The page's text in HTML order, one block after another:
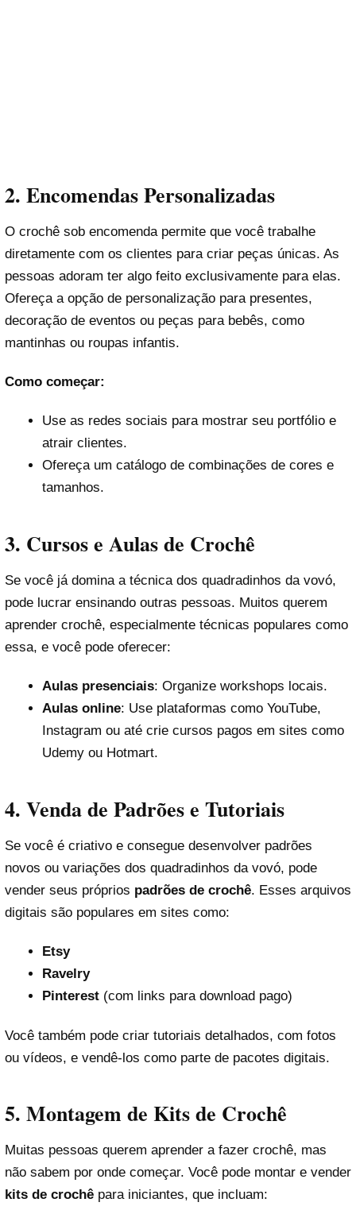
2. Encomendas Personalizadas
O crochê sob encomenda permite que você trabalhe
diretamente com os clientes para criar peças únicas. As
pessoas adoram ter algo feito exclusivamente para elas.
Ofereça a opção de personalização para presentes,
decoração de eventos ou peças para bebês, como
mantinhas ou roupas infantis.
Como começar:
Use as redes sociais para mostrar seu portfólio e
atrair clientes.
Ofereça um catálogo de combinações de cores e
tamanhos.
3. Cursos e Aulas de Crochê
Se você já domina a técnica dos quadradinhos da vovó,
pode lucrar ensinando outras pessoas. Muitos querem
aprender crochê, especialmente técnicas populares como
essa, e você pode oferecer:
Aulas presenciais: Organize workshops locais.
Aulas online: Use plataformas como YouTube,
Instagram ou até crie cursos pagos em sites como
Udemy ou Hotmart.
4. Venda de Padrões e Tutoriais
Se você é criativo e consegue desenvolver padrões
novos ou variações dos quadradinhos da vovó, pode
vender seus próprios padrões de crochê. Esses arquivos
digitais são populares em sites como:
Etsy
Ravelry
Pinterest(com links para download pago)
Você também pode criar tutoriais detalhados, com fotos
ou vídeos, e vendê-los como parte de pacotes digitais.
5. Montagem de Kits de Crochê
Muitas pessoas querem aprender a fazer crochê, mas
não sabem por onde começar. Você pode montar e vender
kits de crochê para iniciantes, que incluam: